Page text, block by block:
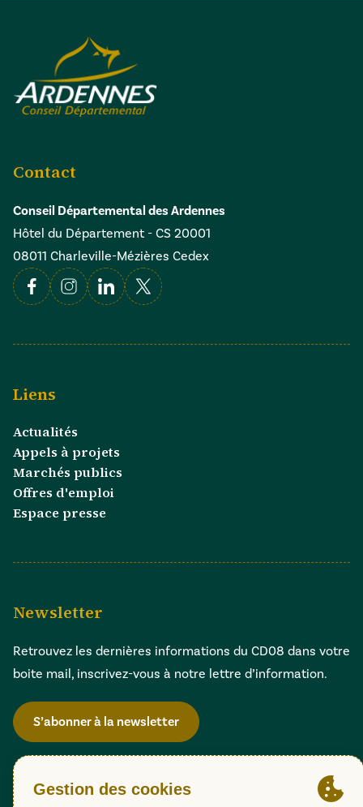
Contact
Conseil Départemental des Ardennes
Hôtel du Département - CS 20001
08011 Charleville-Mézières Cedex
FacebookInstagramLinkedin
X
Liens
Actualités
Appels à projets
Marchés publics
Offres d'emploi
Espace presse
Newsletter
Retrouvez les dernières informations du CD08 dans votre
boite mail, inscrivez-vous à notre lettre d’information.
S’abonner à la newsletter
Gestion des cookies